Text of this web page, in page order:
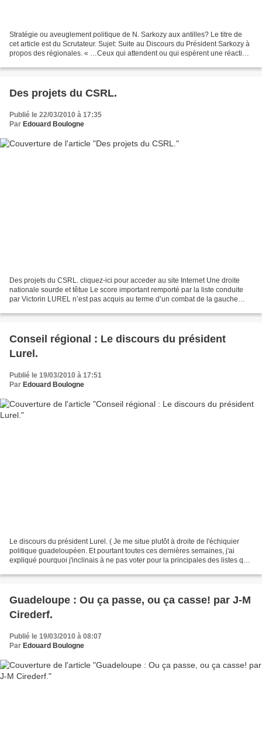
Stratégie ou aveuglement politique de N. Sarkozy aux antilles? Le titre de
cet article est du Scrutateur. Sujet: Suite au Discours du Président Sarkozy à
propos des régionales. « …Ceux qui attendent ou qui espèrent une réaction
Des projets du CSRL.
Publié le 22/03/2010 à 17:35
Par Edouard Boulogne
Des projets du CSRL. cliquez-ici pour acceder au site Internet Une droite
nationale sourde et têtue Le score important remporté par la liste conduite
par Victorin LUREL n’est pas acquis au terme d’un combat de la gauche
Conseil régional : Le discours du président
Lurel.
Publié le 19/03/2010 à 17:51
Par Edouard Boulogne
Le discours du président Lurel. ( Je me situe plutôt à droite de l'échiquier
politique guadeloupéen. Et pourtant toutes ces dernières semaines, j'ai
expliqué pourquoi j'inclinais à ne pas voter pour la principales des listes qui
Guadeloupe : Ou ça passe, ou ça casse! par J-M
Cirederf.
Publié le 19/03/2010 à 08:07
Par Edouard Boulogne